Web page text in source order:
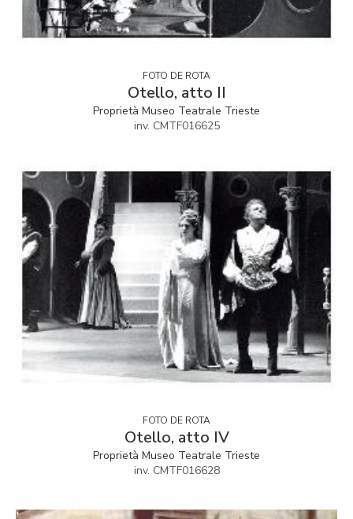
FOTO DE ROTA
Otello, atto II
Proprietà Museo Teatrale Trieste
inv. CMTF016625
FOTO DE ROTA
Otello, atto IV
Proprietà Museo Teatrale Trieste
inv. CMTF016628